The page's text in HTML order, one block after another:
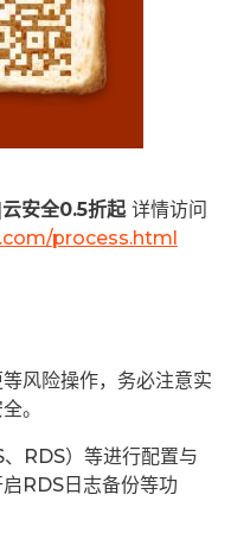
安全0.5折起 详情访问
process.html
风险操作，务必注意实
。
RDS）等进行配置与
RDS日志备份等功